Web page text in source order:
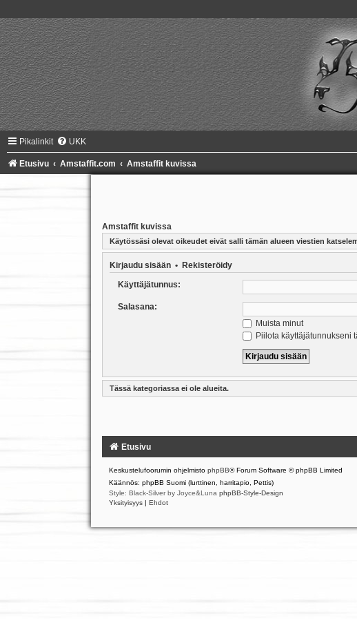
Pikalinkit UKK
Etusivu Amstaffit.com Amstaffit kuvissa
Amstaffit kuvissa
Käytössäsi olevat oikeudet eivät salli tämän alueen viestien
Kirjaudu sisään• Rekisteröidy
Käyttäjätunnus:
Salasana:
Muista minut
Piilota käyttäjätunnukseni
Tässä kategoriassa ei ole alueita.
Etusivu
Keskustelufoorumin ohjelmisto phpBB® Forum Software © phpBB Limited
Käännös: phpBB Suomi (lurttinen, harritapio, Pettis)
Style: Black-Silver by Joyce&Luna phpBB-Style-Design
Yksityisyys | Ehdot